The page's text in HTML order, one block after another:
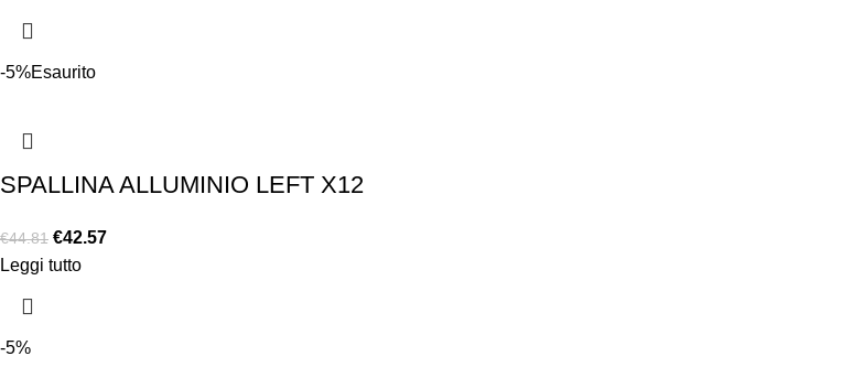
-5%Esaurito
SPALLINA ALLUMINIO LEFT X12
€44.81 €42.57
Leggi tutto
-5%